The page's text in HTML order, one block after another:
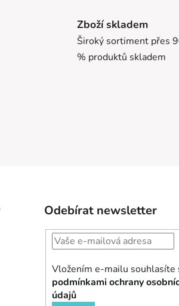
Zboží skladem
Široký sortiment přes
% produktů skladem
Odebírat newsletter
Vložením e-mailu souhlasíte
podmínkami ochrany
údajů